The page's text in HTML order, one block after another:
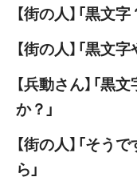
【街の人】「黒文字
【街の人】「黒文字
【兵動さん】「黒
か？」
【街の人】「そ
ら」